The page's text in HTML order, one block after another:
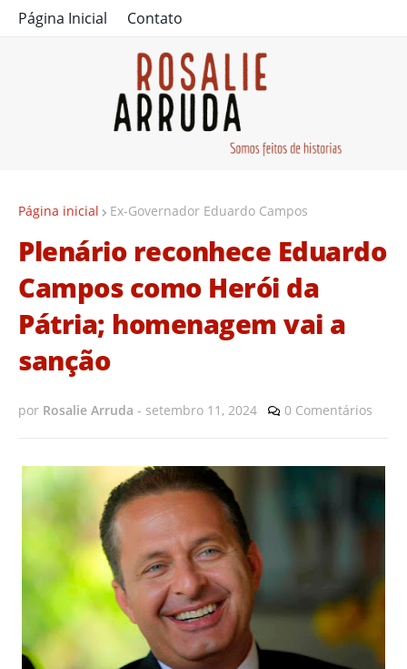
Página Inicial Contato
Página inicial Ex-Governador Eduardo Campos
Plenário reconhece Eduardo
Campos como Herói da
Pátria; homenagem vai a
sanção
por Rosalie Arruda - setembro 11, 2024 0 Comentários